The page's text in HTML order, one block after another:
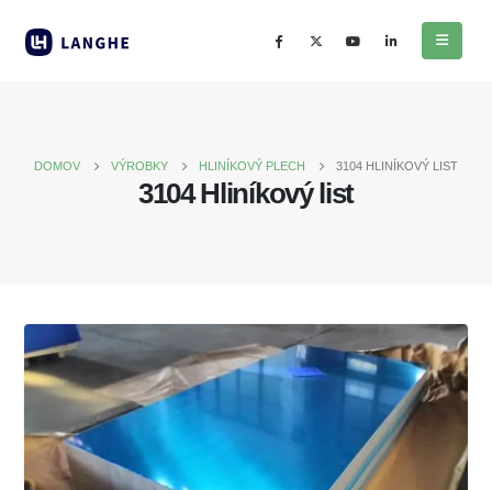
DOMOV VÝROBKY HLINÍKOVÝ PLECH 3104 HLINÍKOVÝ LIST
3104 Hliníkový list